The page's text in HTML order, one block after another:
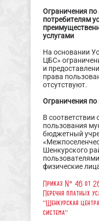
Ограничения по
потребителям
услугами
На основании
ЦБС»
и
права
отсутствуют.
Ограничения по
В соответствии
пользования
бюджетный
Шенкурского
физические
Приказ № 46 от
Перечня платных
"Шенкурская
система"